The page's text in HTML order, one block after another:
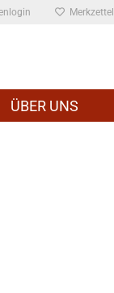
Merkzettel
ÜBER UNS